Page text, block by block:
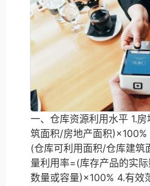
一、仓库资源利用水平 1.
筑面积/房地产面积
(仓库可利用面积/仓库建
量利用率=(库存产品的实
数量或容量)×100% 4.有效